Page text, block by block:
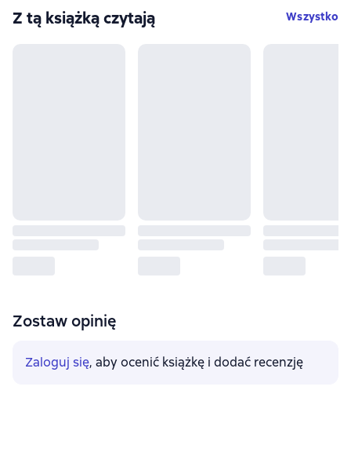
Z tą książką czytają Wszystko
Zostaw opinię
Zaloguj się, aby ocenić książkę i dodać recenzję